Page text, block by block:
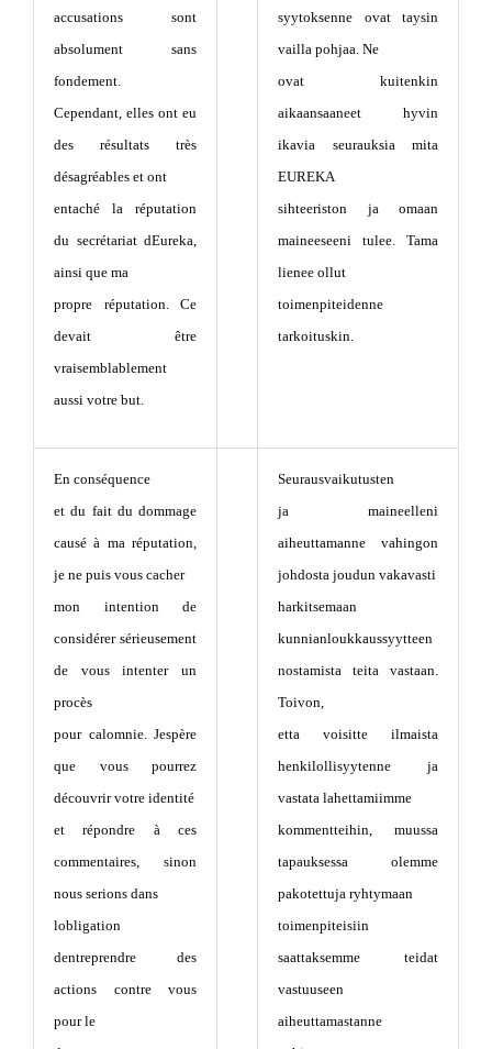
accusations sont
absolument sans
fondement.
Cependant, elles ont eu
des résultats très
désagréables et ont
entaché la réputation
du secrétariat dEureka,
ainsi que ma
propre réputation. Ce
devait être
vraisemblablement
aussi votre but.
syytoksenne ovat taysin
vailla pohjaa. Ne
ovat kuitenkin
aikaansaaneet hyvin
ikavia seurauksia mita
EUREKA
sihteeriston ja omaan
maineeseeni tulee. Tama
lienee ollut
toimenpiteidenne
tarkoituskin.
En conséquence
et du fait du dommage
causé à ma réputation,
je ne puis vous cacher
mon intention de
considérer sérieusement
de vous intenter un
procès
pour calomnie. Jespère
que vous pourrez
découvrir votre identité
et répondre à ces
commentaires, sinon
nous serions dans
lobligation
dentreprendre des
actions contre vous
pour le
Seurausvaikutusten
ja maineelleni
aiheuttamanne vahingon
johdosta joudun vakavasti
harkitsemaan
kunnianloukkaussyytteen
nostamista teita vastaan.
Toivon,
etta voisitte ilmaista
henkilollisyytenne ja
vastata lahettamiimme
kommentteihin, muussa
tapauksessa olemme
pakotettuja ryhtymaan
toimenpiteisiin
saattaksemme teidat
vastuuseen
aiheuttamastanne